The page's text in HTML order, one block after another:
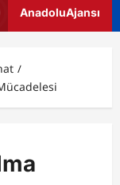
AnadoluAjansı